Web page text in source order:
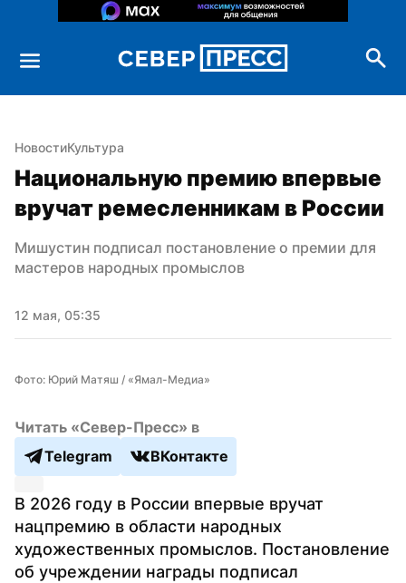
НовостиКультура
Национальную премию впервые
вручат ремесленникам в России
Мишустин подписал постановление о премии для
мастеров народных промыслов
12 мая, 05:35
Фото: Юрий Матяш / «Ямал-Медиа»
Читать «Север-Пресс» в
Telegram
ВКонтакте
В 2026 году в России впервые вручат
нацпремию в области народных
художественных промыслов. Постановление
об учреждении награды подписал